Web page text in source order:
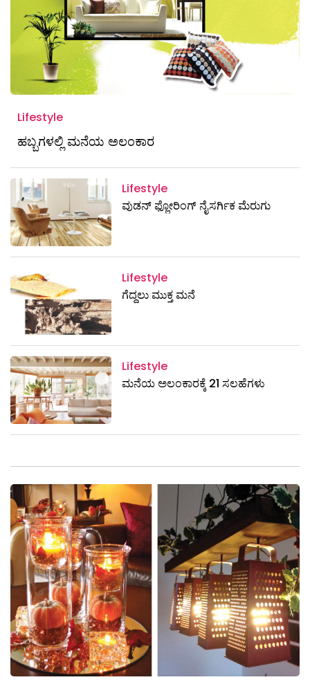
Lifestyle
ಹಬ್ಬಗಳಲ್ಲಿ ಮನೆಯ ಅಲಂಕಾರ
Lifestyle
ವುಡನ್ ಫ್ಲೋರಿಂಗ್ ನೈಸರ್ಗಿಕ ಮೆರುಗು
Lifestyle
ಗೆದ್ದಲು ಮುಕ್ತ ಮನೆ
Lifestyle
ಮನೆಯ ಅಲಂಕಾರಕ್ಕೆ 21 ಸಲಹೆಗಳು